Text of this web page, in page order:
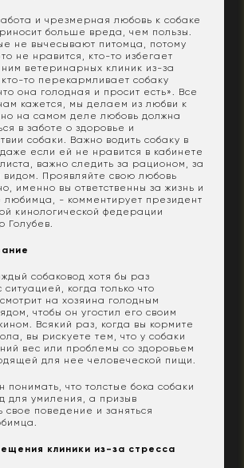
и чрезмерная любовь к собаке
больше вреда, чем пользы.
не вычесывают питомца, потому
не нравится, кто-то избегает
ним ветеринарных клиник из-за
то перекармливает собаку
она голодная и просит есть». Все
кажется, мы делаем из любви к
но на самом деле любовь должна
в заботе о здоровье и
собаки. Важно водить собаку в
даже если ей не нравится в кабинете
важно следить за рационом, за
Проявляйте свою любовь
именно вы ответственны за жизнь и
любимца, - комментирует президент
кинологической федерации
Голубев.
собаковод хотя бы раз
ситуацией, когда только что
на хозяина голодным
чтобы он угостил его своим
Всякий раз, когда вы кормите
вы рискуете тем, что у собаки
вес или проблемы со здоровьем
для нее человеческой пищи.
понимать, что толстые бока собаки
для умиления, а призыв
свое поведение и заняться
клиники из-за стресса